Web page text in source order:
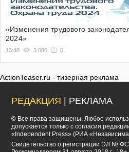
«Изменения трудового
2024»
13:48 3 686 0
ActionTeaser.ru - тизерная реклама
РЕДАКЦИЯ | РЕКЛАМА
© Все права защищены. Любое
допускается только с согласия
«Independent Press» (РИА
Cвидетельство о регистрации ЭЛ №